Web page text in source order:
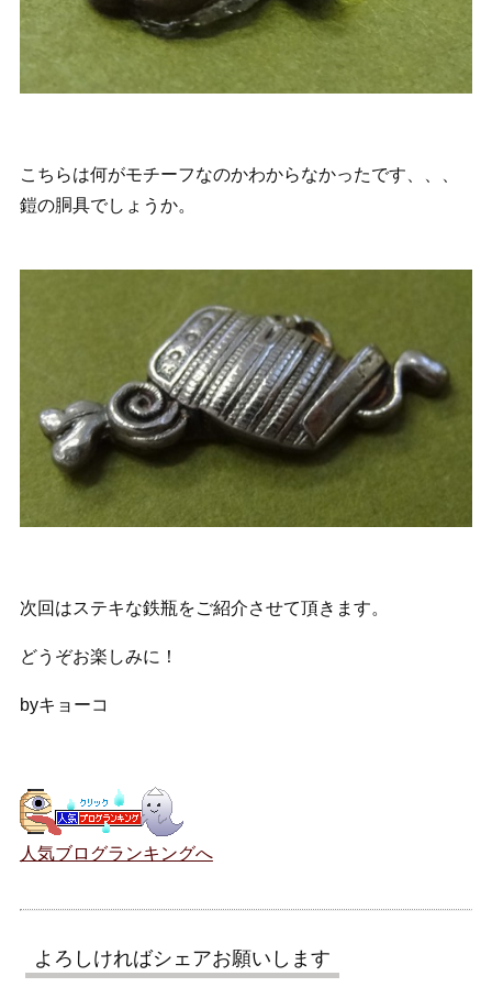
こちらは何がモチーフなのかわからなかったです、、、
鎧の胴具でしょうか。
次回はステキな鉄瓶をご紹介させて頂きます。
どうぞお楽しみに！
byキョーコ
人気ブログランキングへ
よろしければシェアお願いします